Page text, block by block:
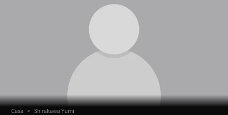
Casa > Shirakawa Yumi